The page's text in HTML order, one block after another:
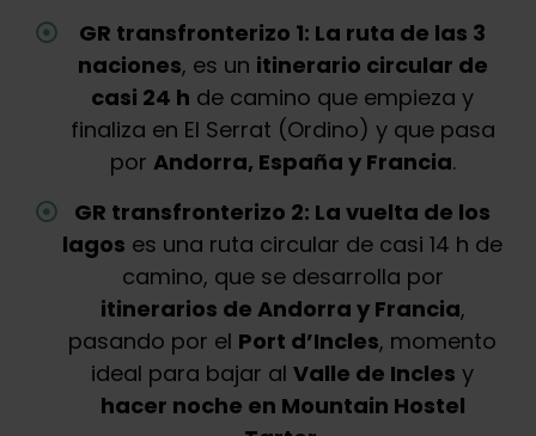
GR transfronterizo 1: La ruta de las 3
naciones, es un itinerario circular de
casi 24 h de camino que empieza y
finaliza en El Serrat (Ordino) y que pasa
por Andorra, España y Francia.
GR transfronterizo 2: La vuelta de los
lagos es una ruta circular de casi 14 h de
camino, que se desarrolla por
itinerarios de Andorra y Francia,
pasando por el Port d’Incles, momento
ideal para bajar al Valle de Incles y
hacer noche en Mountain Hostel